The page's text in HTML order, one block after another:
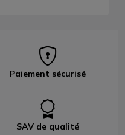
Paiement sécurisé
SAV de qualité